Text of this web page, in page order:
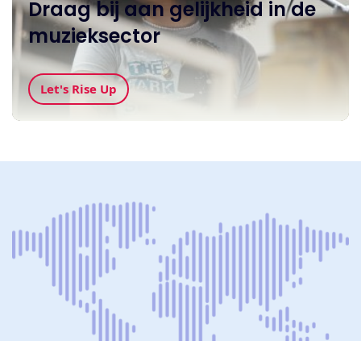
Draag bij aan gelijkheid in de
muzieksector
Let's Rise Up